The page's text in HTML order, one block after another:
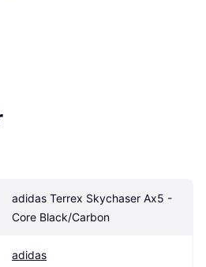
adidas Terrex Skychaser Ax5 -
Core Black/Carbon
adidas